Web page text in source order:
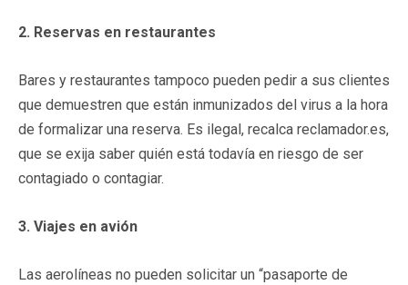
2. Reservas en restaurantes
Bares y restaurantes tampoco pueden pedir a sus clientes
que demuestren que están inmunizados del virus a la hora
de formalizar una reserva. Es ilegal, recalca reclamador.es,
que se exija saber quién está todavía en riesgo de ser
contagiado o contagiar.
3. Viajes en avión
Las aerolíneas no pueden solicitar un “pasaporte de